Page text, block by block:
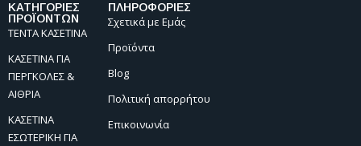
ΚΑΤΗΓΟΡΙΕΣ
ΠΡΟΪΟΝΤΩΝ
ΤΕΝΤΑ ΚΑΣΕΤΙΝΑ
ΚΑΣΕΤΙΝΑ ΓΙΑ
ΠΕΡΓΚΟΛΕΣ &
ΑΙΘΡΙΑ
ΚΑΣΕΤΙΝΑ
ΕΣΩΤΕΡΙΚΗ ΓΙΑ
ΠΛΗΡΟΦΟΡΙΕΣ
Σχετικά με Εμάς
Προϊόντα
Blog
Πολιτική απορρήτου
Επικοινωνία